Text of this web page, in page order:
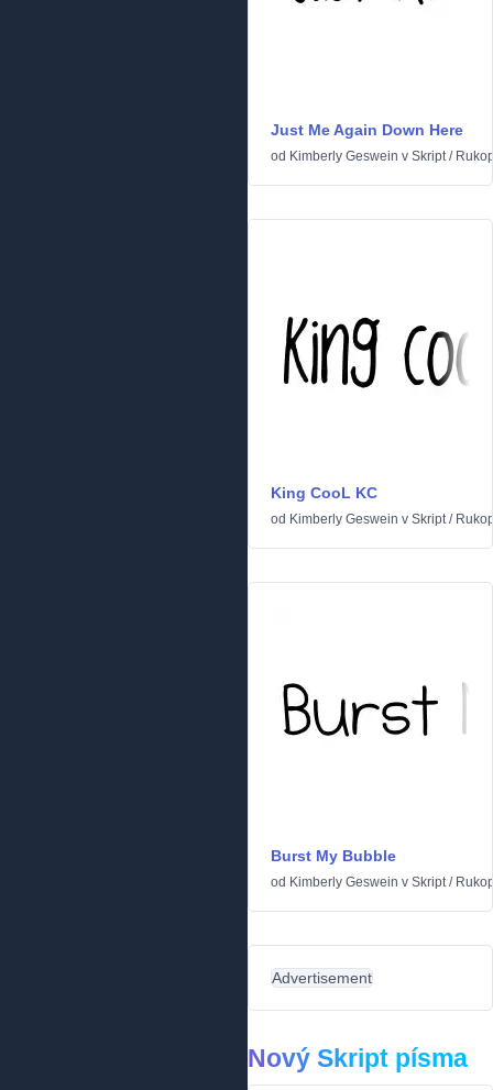
Just Me Again Down Here
od Kimberly Geswein v Skript/
King CooL KC
od Kimberly Geswein v Skript/
Burst My Bubble
od Kimberly Geswein v Skript/
Advertisement
Nový Skript písma